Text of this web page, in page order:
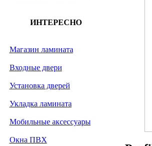
ИНТЕРЕСНО
Магазин ламината
Входные двери
Установка дверей
Укладка ламината
Мобильные аксессуары
Окна ПВХ